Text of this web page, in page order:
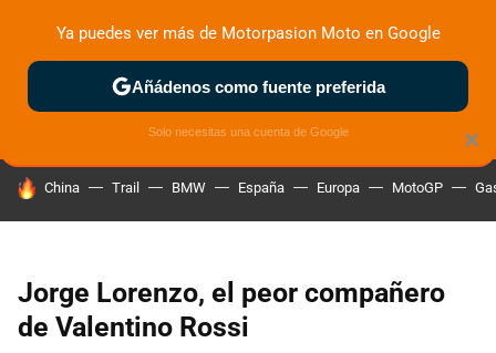
ZONA DE PRUEBAS DEPORTIVAS MOTOS ELÉCTRICAS
HOY SE HABLA DE
China Trail BMW España Europa MotoGP
Jorge Lorenzo, el peor compañero
de Valentino Rossi
×
Ya puedes ver más de Motorpasion Moto en Google
Añádenos como fuente preferida
Solo necesitas una cuenta de Google